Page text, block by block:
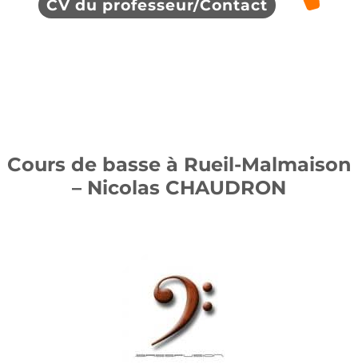
CV du professeur/Contact
Cours de basse à Rueil-Malmaison
– Nicolas CHAUDRON